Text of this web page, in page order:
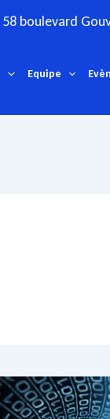
58 boulevard
Equipe